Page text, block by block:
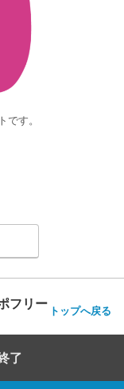
す。
フリー トップへ戻る
了